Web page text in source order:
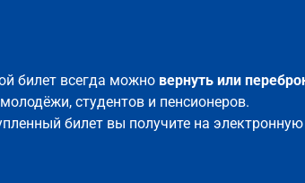
билет всегда можно вернуть или
студентов и пенсионеров.
билет вы получите на